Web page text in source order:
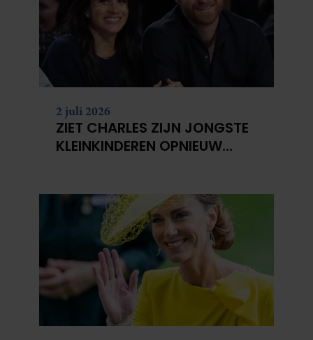
2 juli 2026
ZIET CHARLES ZIJN JONGSTE
KLEINKINDEREN OPNIEUW